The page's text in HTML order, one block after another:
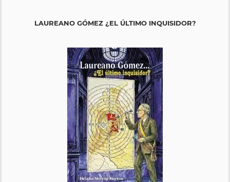
LAUREANO GÓMEZ ¿EL ÚLTIMO INQUISIDOR?